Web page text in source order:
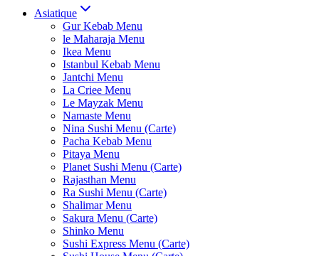
Asiatique
Gur Kebab Menu
le Maharaja Menu
Ikea Menu
Istanbul Kebab Menu
Jantchi Menu
La Criee Menu
Le Mayzak Menu
Namaste Menu
Nina Sushi Menu (Carte)
Pacha Kebab Menu
Pitaya Menu
Planet Sushi Menu (Carte)
Rajasthan Menu
Ra Sushi Menu (Carte)
Shalimar Menu
Sakura Menu (Carte)
Shinko Menu
Sushi Express Menu (Carte)